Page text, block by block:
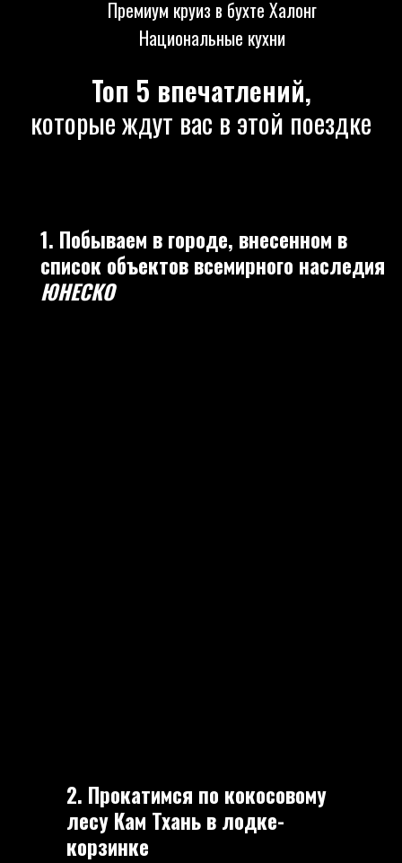
Премиум круиз в бухте Халонг
Национальные кухни
Топ 5 впечатлений,
которые ждут вас в этой поездке
1. Побываем в городе, внесенном в
список объектов всемирного наследия
ЮНЕСКО
2. Прокатимся по кокосовому
лесу Кам Тхань в лодке-
корзинке